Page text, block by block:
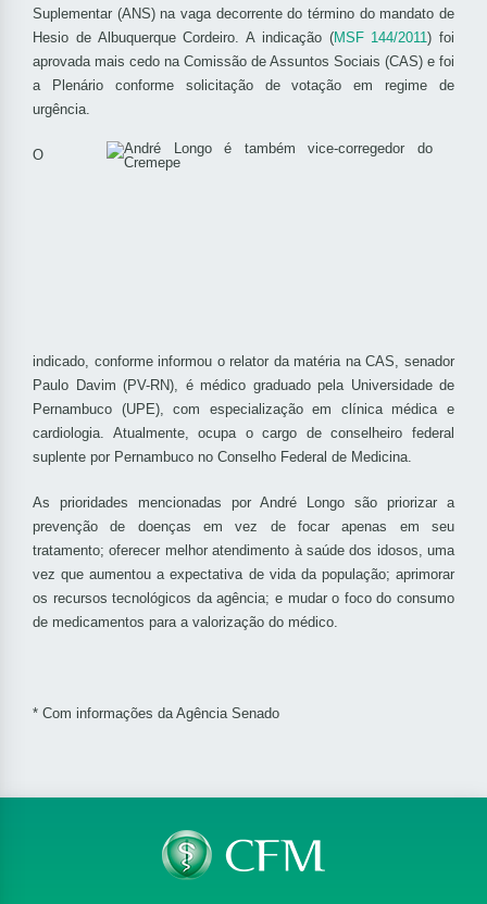
Suplementar (ANS) na vaga decorrente do término do mandato de
Hesio de Albuquerque Cordeiro. A indicação (MSF 144/2011) foi
aprovada mais cedo na Comissão de Assuntos Sociais (CAS) e foi
a Plenário conforme solicitação de votação em regime de
urgência.
O
indicado, conforme informou o relator da matéria na CAS, senador
Paulo Davim (PV-RN), é médico graduado pela Universidade de
Pernambuco (UPE), com especialização em clínica médica e
cardiologia. Atualmente, ocupa o cargo de conselheiro federal
suplente por Pernambuco no Conselho Federal de Medicina.
As prioridades mencionadas por André Longo são priorizar a
prevenção de doenças em vez de focar apenas em seu
tratamento; oferecer melhor atendimento à saúde dos idosos, uma
vez que aumentou a expectativa de vida da população; aprimorar
os recursos tecnológicos da agência; e mudar o foco do consumo
de medicamentos para a valorização do médico.
* Com informações da Agência Senado